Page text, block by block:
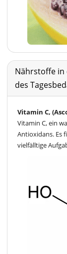
Nährstoffe in
des
Vitamin C,
Vitamin C, ein
Antioxidans. Es
vielfälltige